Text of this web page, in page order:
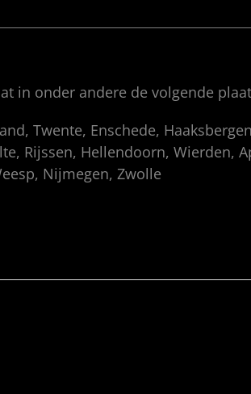
in onder andere de volgende
Twente, Enschede,
Rijssen, Hellendoorn, Wierden,
Nijmegen, Zwolle